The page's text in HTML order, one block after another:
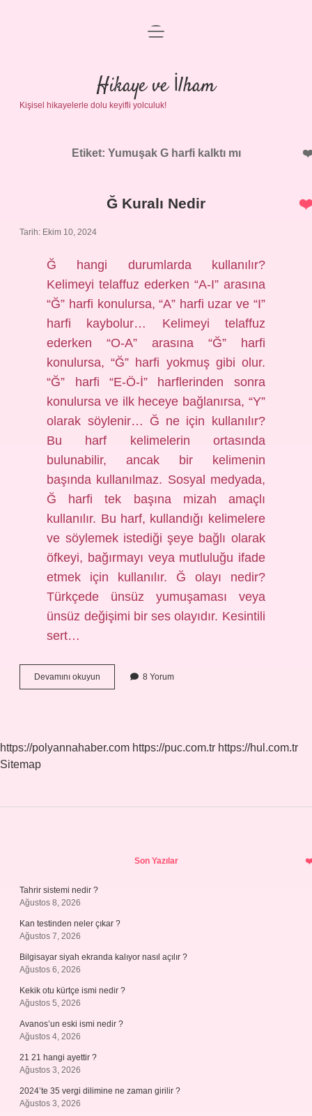
Anasayfa
Gizlilik Politikası
Yasal Uyarı
menüyü
Hikaye ve İlham
Kişisel hikayelerle dolu keyifli yolculuk!
Etiket: Yumuşak G harfi kalktı mı
Ğ Kuralı Nedir
Tarih: Ekim 10, 2024
Ğ hangi durumlarda kullanılır?
Kelimeyi telaffuz ederken “A-I” arasına
“Ğ” harfi konulursa, “A” harfi uzar ve “I”
harfi kaybolur… Kelimeyi telaffuz
ederken “O-A” arasına “Ğ” harfi
konulursa, “Ğ” harfi yokmuş gibi olur.
“Ğ” harfi “E-Ö-İ” harflerinden sonra
konulursa ve ilk heceye bağlanırsa, “Y”
olarak söylenir… Ğ ne için kullanılır?
Bu harf kelimelerin ortasında
bulunabilir, ancak bir kelimenin
başında kullanılmaz. Sosyal medyada,
Ğ harfi tek başına mizah amaçlı
kullanılır. Bu harf, kullandığı kelimelere
ve söylemek istediği şeye bağlı olarak
öfkeyi, bağırmayı veya mutluluğu ifade
etmek için kullanılır. Ğ olayı nedir?
Türkçede ünsüz yumuşaması veya
ünsüz değişimi bir ses olayıdır. Kesintili
sert…
Devamını okuyun
Kuralı
8 Yorum
https://polyannahaber.com https://puc.com.tr https://hul.com.tr
Sitemap
Son Yazılar
Tahrir sistemi nedir ?
Ağustos 8, 2026
Kan testinden neler çıkar ?
Ağustos 7, 2026
Bilgisayar siyah ekranda kalıyor nasıl açılır ?
Ağustos 6, 2026
Kekik otu kürtçe ismi nedir ?
Ağustos 5, 2026
Avanos’un eski ismi nedir ?
Ağustos 4, 2026
21 21 hangi ayettir ?
Ağustos 3, 2026
2024’te 35 vergi dilimine ne zaman girilir ?
Ağustos 3, 2026